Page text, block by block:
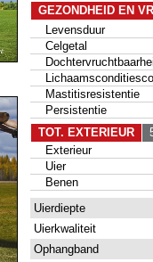
GEZONDHEID EN
Levensduur
Celgetal
Mastitisresistentie
Persistentie
TOT. EXTERIEUR
Exterieur
Uier
Benen
Uierdiepte
Uierkwaliteit
Ophangband